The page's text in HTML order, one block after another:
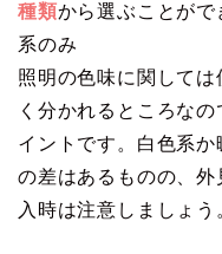
種類から選ぶことが
系のみ
照明の色味に関して
く分かれるところな
イントです。白色系
の差はあるものの、
入時は注意しましょう